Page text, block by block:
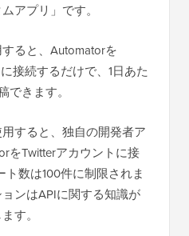
アプリ」です。
ると、Automatorを
接続するだけで、1日あた
できます。
すると、独自の開発者ア
をTwitterアカウントに接
数は100件に制限されま
ンはAPIに関する知識が
す。